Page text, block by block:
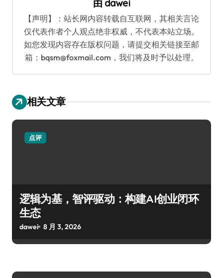
由 dawei
【声明】：站长网内容转载自互联网，其相关言论
仅代表作者个人观点绝非权威，不代表本站立场。
如您发现内容存在版权问题，请提交相关链接至邮
箱：bqsm@foxmail.com，我们将及时予以处理。
相关文章
点评
逻辑为基，智评驱动：构建AI创业闭环
生态
dawei 8 月 3, 2026